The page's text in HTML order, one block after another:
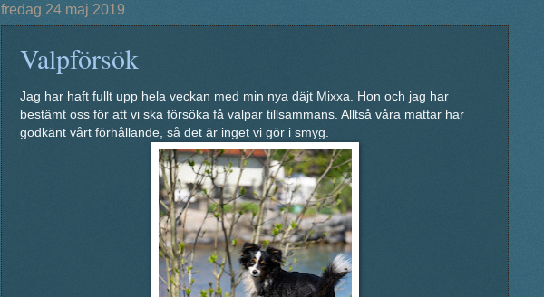
fredag 24 maj 2019
Valpförsök
Jag har haft fullt upp hela veckan med min nya däjt Mixxa. Hon och jag har
bestämt oss för att vi ska försöka få valpar tillsammans. Alltså våra mattar har
godkänt vårt förhållande, så det är inget vi gör i smyg.